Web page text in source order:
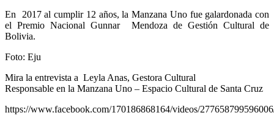
En 2017 al cumplir 12 años, la Manzana Uno fue galardonada con
el Premio Nacional Gunnar Mendoza de Gestión Cultural de
Bolivia.
Foto: Eju
Mira la entrevista a Leyla Anas, Gestora Cultural
Responsable en la Manzana Uno – Espacio Cultural de Santa Cruz
https://www.facebook.com/170186868164/videos/